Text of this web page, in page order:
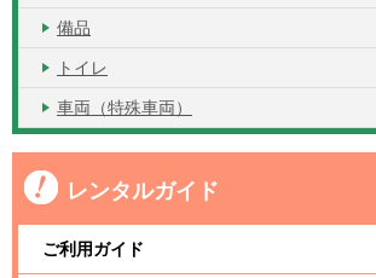
備品
トイレ
車両（特殊車両）
レンタルガイド
ご利用ガイド